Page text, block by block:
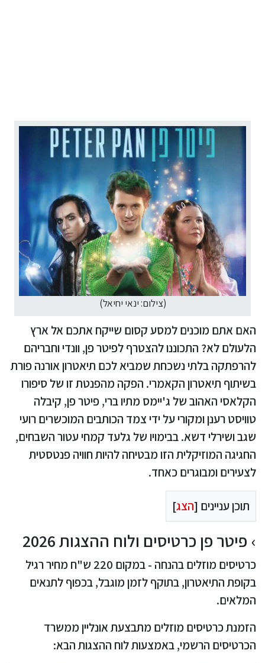
(צילום: ינאי יחיאל)
האם אתם מוכנים למסע קסום שייקח אתכם אל ארץ
הלעולם לא? התכוננו להצטרף לפיטר פן, וונדי וחבריהם
להרפתקה בלתי נשכחת שמביא לכם תיאטרון אורנה פורת
בשיתוף תיאטרון הקאמרי. הפקה מהפנטת זו של סיפורו
הקלאסי האהוב של ג'יימס מתיו ברי, פיטר פן, קיבלה
טוויסט רענן ומקורי על ידי צמד הכותבים המוכשרים רועי
שגב ושירלי דשא. בבימויו של גלעד קמחי עטור השבחים,
החגיגה המוזיקלית הזו מבטיחה להיות חוויה פנטסטית
לצעירים ומבוגרים כאחד.
תוכן עניינים [הצג]
פיטר פן כרטיסים ולוח ההצגות 2026
כרטיסים מוזלים בהנחה - במקום 220 ש"ח מחיר רגיל
בקופת התיאטרון, בתוקף לזמן מוגבל, בכפוף לתנאים
המלאים.
הזמנת כרטיסים מוזלים מתבצעת אונליין ממשרד
הכרטיסים הרשמי, באמצעות לוח ההצגות הבא: